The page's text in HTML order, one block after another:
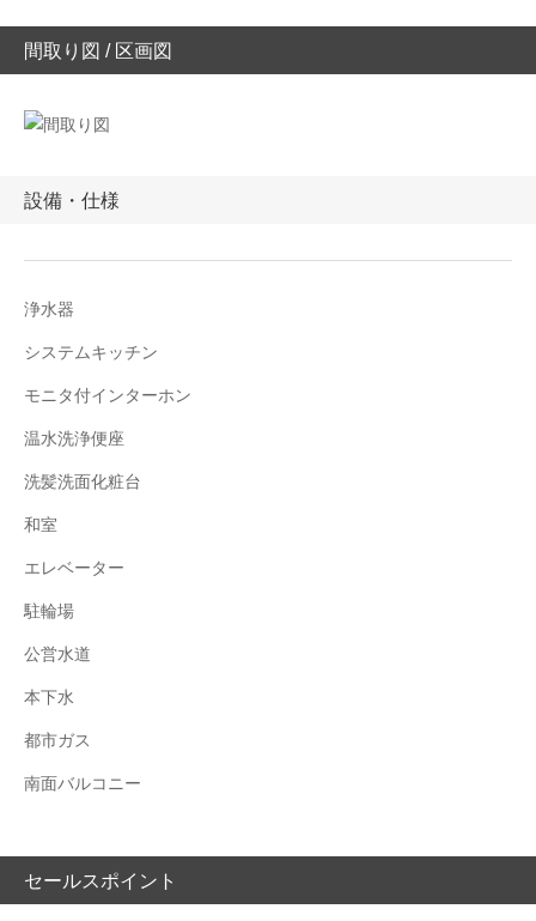
間取り図 / 区画図
設備・仕様
浄水器
システムキッチン
モニタ付インターホン
温水洗浄便座
洗髪洗面化粧台
和室
エレベーター
駐輪場
公営水道
本下水
都市ガス
南面バルコニー
セールスポイント